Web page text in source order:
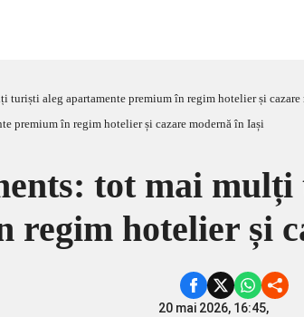
turiști aleg apartamente premium în regim hotelier și cazare
tot mai
regim hotelier și
20 mai 2026, 16:45,